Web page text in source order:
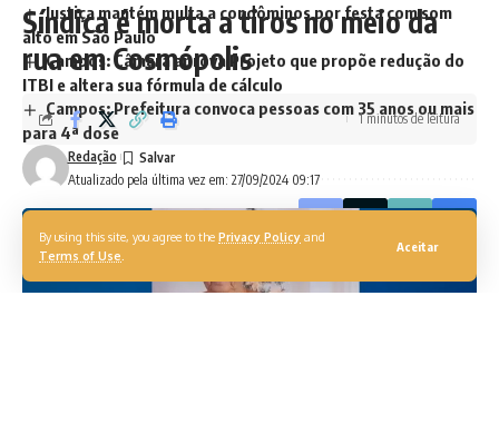
By using this site, you agree to the Privacy Policy and
Terms of Use
Aceitar
Justiça mantém multa a condôminos por festa com som
alto em São Paulo
Campos: Câmara aprova Projeto que propõe redução do
ITBI e altera sua fórmula de cálculo
Campos: Prefeitura convoca pessoas com 35 anos ou mais
para 4ª dose
Síndica é morta a tiros no meio da
rua em Cosmópolis
Atualizado pela última vez em: 27/09/2024 09:17
Redação
1 minutos de leitura